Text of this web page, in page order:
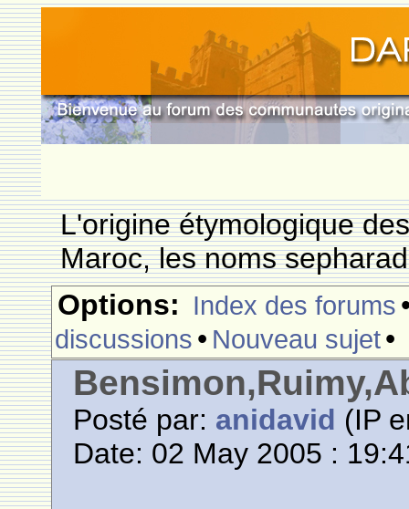
L'origine étymologique
Maroc, les noms
Options: Index des forums
discussions • Nouveau sujet•
Posté par: anidavid (IP
Date: 02 May 2005 :